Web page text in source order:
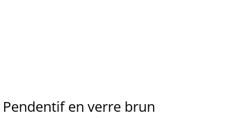
Pendentif en verre brun